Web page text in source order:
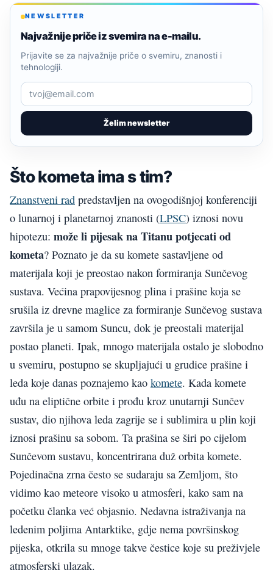
NEWSLETTER
Najvažnije priče iz svemira na e-mailu.
Želim newsletter
Prijavite se za najvažnije priče o svemiru, znanosti i
tehnologiji.
Što kometa ima s tim?
Znanstveni rad predstavljen na ovogodišnjoj konferenciji
o lunarnoj i planetarnoj znanosti (LPSC) iznosi novu
hipotezu: može li pijesak na Titanu potjecati od
kometa? Poznato je da su komete sastavljene od
materijala koji je preostao nakon formiranja Sunčevog
sustava. Većina prapovijesnog plina i prašine koja se
srušila iz drevne maglice za formiranje Sunčevog sustava
završila je u samom Suncu, dok je preostali materijal
postao planeti. Ipak, mnogo materijala ostalo je slobodno
u svemiru, postupno se skupljajući u grudice prašine i
leda koje danas poznajemo kao komete. Kada komete
uđu na eliptične orbite i prođu kroz unutarnji Sunčev
sustav, dio njihova leda zagrije se i sublimira u plin koji
iznosi prašinu sa sobom. Ta prašina se širi po cijelom
Sunčevom sustavu, koncentrirana duž orbita komete.
Pojedinačna zrna često se sudaraju sa Zemljom, što
vidimo kao meteore visoko u atmosferi, kako sam na
početku članka već objasnio. Nedavna istraživanja na
ledenim poljima Antarktike, gdje nema površinskog
pijeska, otkrila su mnoge takve čestice koje su preživjele
atmosferski ulazak.